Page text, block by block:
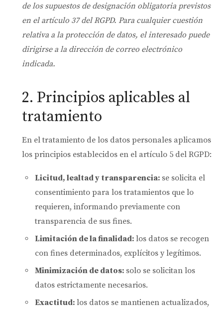
de los supuestos de designación obligatoria previstos
en el artículo 37 del RGPD. Para cualquier cuestión
relativa a la protección de datos, el interesado puede
dirigirse a la dirección de correo electrónico
indicada.
2. Principios aplicables al
tratamiento
En el tratamiento de los datos personales aplicamos
los principios establecidos en el artículo 5 del RGPD:
Licitud, lealtad y transparencia: se solicita el
consentimiento para los tratamientos que lo
requieren, informando previamente con
transparencia de sus fines.
Limitación de la finalidad: los datos se recogen
con fines determinados, explícitos y legítimos.
Minimización de datos: solo se solicitan los
datos estrictamente necesarios.
Exactitud: los datos se mantienen actualizados,